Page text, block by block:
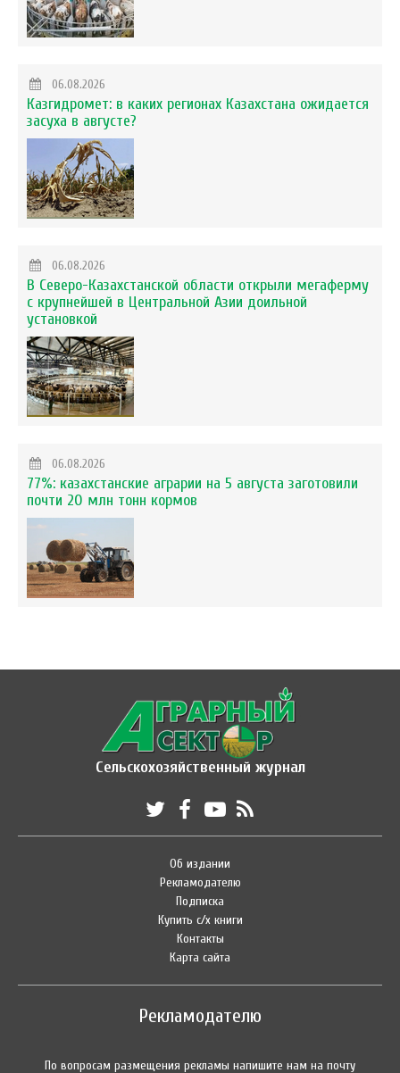
06.08.2026
Казгидромет: в каких регионах Казахстана ожидается
засуха в августе?
06.08.2026
В Северо-Казахстанской области открыли мегаферму
с крупнейшей в Центральной Азии доильной
установкой
06.08.2026
77%: казахстанские аграрии на 5 августа заготовили
почти 20 млн тонн кормов
Сельскохозяйственный журнал
Об издании
Рекламодателю
Подписка
Купить с/х книги
Контакты
Карта сайта
Рекламодателю
По вопросам размещения рекламы напишите нам на почту